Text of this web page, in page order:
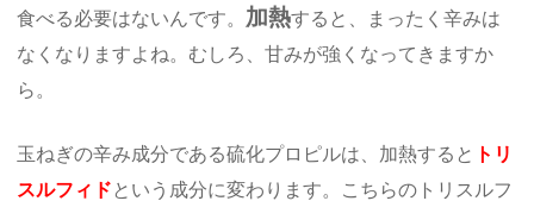
食べる必要はないんです。 加熱すると、まったく辛みは
なくなりますよね。むしろ、甘みが強くなってきますか
ら。
玉ねぎの辛み成分である硫化プロピルは、加熱すると トリ
スルフィド という成分に変わります。こちらのトリスルフ